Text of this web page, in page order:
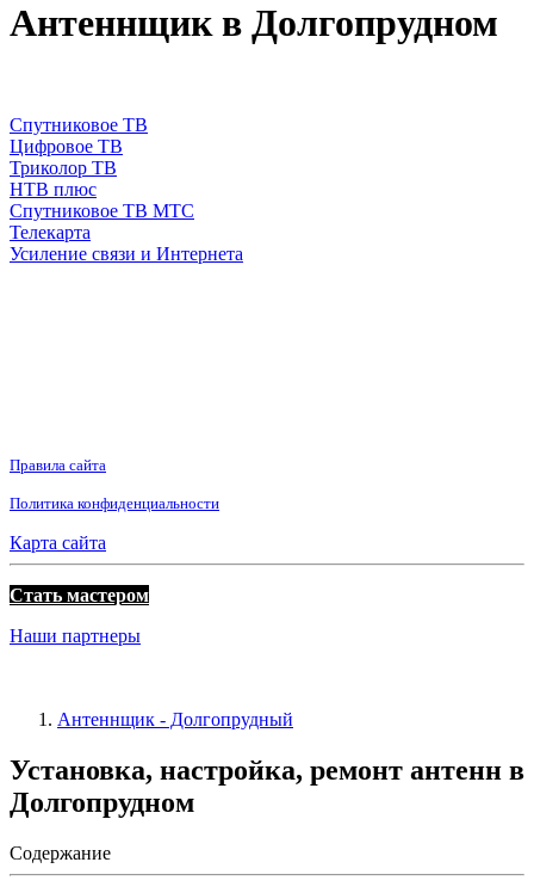
Антеннщик в Долгопрудном
Спутниковое ТВ
Цифровое ТВ
Триколор ТВ
НТВ плюс
Спутниковое ТВ МТС
Телекарта
Усиление связи и Интернета
Правила сайта
Политика конфиденциальности
Карта сайта
Стать мастером
Наши партнеры
Антеннщик - Долгопрудный
Установка, настройка, ремонт антенн в
Долгопрудном
Содержание